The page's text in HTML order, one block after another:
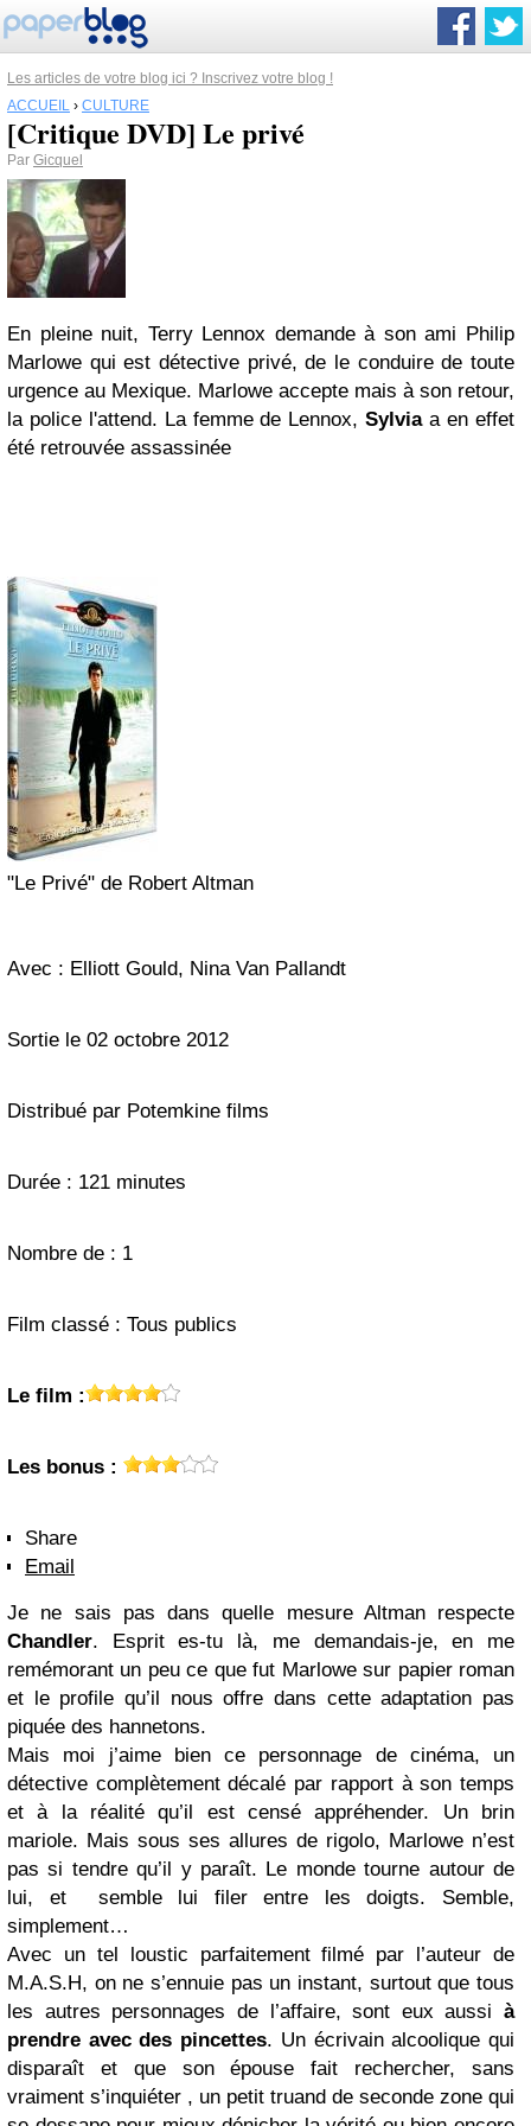
Les articles de votre blog ici ? Inscrivez votre blog !
ACCUEIL › CULTURE
[Critique DVD] Le privé
Par Gicquel
En pleine nuit, Terry Lennox demande à son ami Philip
Marlowe qui est détective privé, de le conduire de toute
urgence au Mexique. Marlowe accepte mais à son retour,
la police l'attend. La femme de Lennox,Sylviaa en effet
été retrouvée assassinée
"Le Privé" de Robert Altman
Avec : Elliott Gould, Nina Van Pallandt
Sortie le 02 octobre 2012
Distribué par Potemkine films
Durée : 121 minutes
Nombre de : 1
Film classé : Tous publics
Le film :
Les bonus :
Share
Email
Je ne sais pas dans quelle mesure Altman respecte
Chandler. Esprit es-tu là, me demandais-je, en me
remémorant un peu ce que fut Marlowe sur papier roman
et le profile qu’il nous offre dans cette adaptation pas
piquée des hannetons.
Mais moi j’aime bien ce personnage de cinéma, un
détective complètement décalé par rapport à son temps
et à la réalité qu’il est censé appréhender. Un brin
mariole. Mais sous ses allures de rigolo, Marlowe n’est
pas si tendre qu’il y paraît. Le monde tourne autour de
lui, et semble lui filer entre les doigts. Semble,
simplement…
Avec un tel loustic parfaitement filmé par l’auteur de
M.A.S.H, on ne s’ennuie pas un instant, surtout que tous
les autres personnages de l’affaire, sont eux aussi à
prendre avec des pincettes. Un écrivain alcoolique qui
disparaît et que son épouse fait rechercher, sans
vraiment s’inquiéter , un petit truand de seconde zone qui